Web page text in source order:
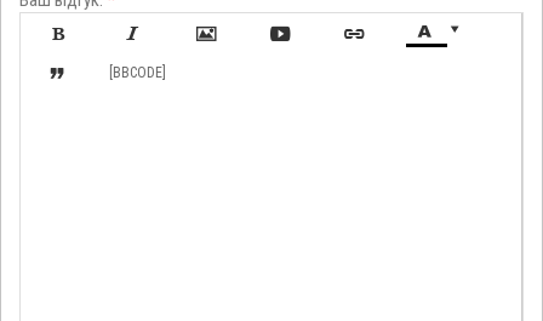

     
 [BBCODE]